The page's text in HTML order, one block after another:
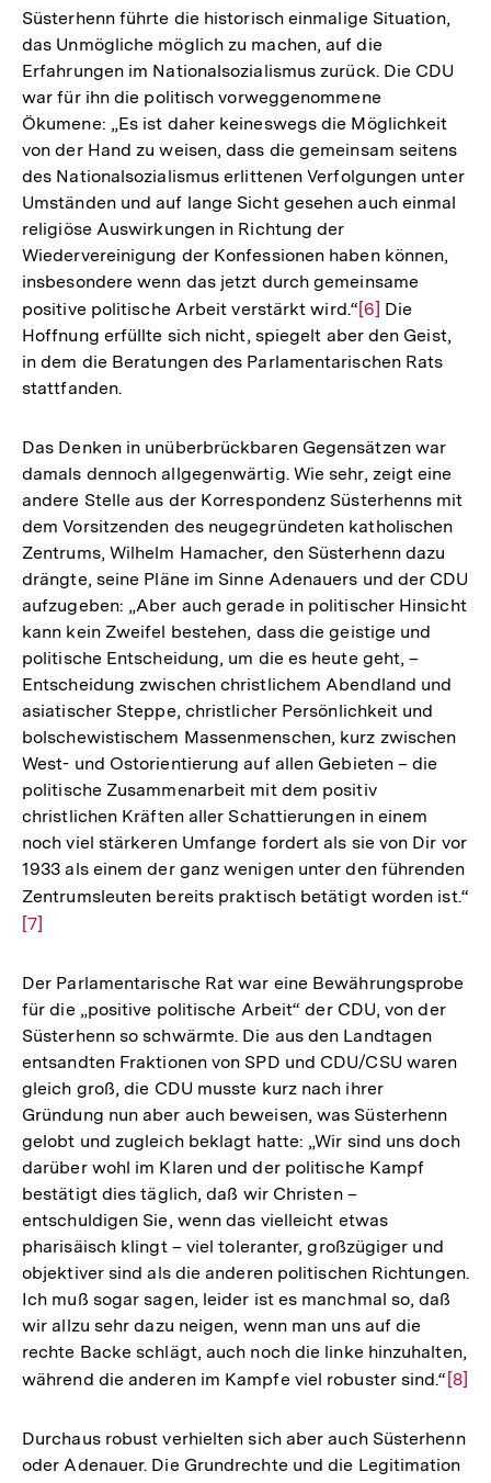
Süsterhenn führte die historisch einmalige Situation,
das Unmögliche möglich zu machen, auf die
Erfahrungen im Nationalsozialismus zurück. Die CDU
war für ihn die politisch vorweggenommene
Ökumene: „Es ist daher keineswegs die Möglichkeit
von der Hand zu weisen, dass die gemeinsam seitens
des Nationalsozialismus erlittenen Verfolgungen unter
Umständen und auf lange Sicht gesehen auch einmal
religiöse Auswirkungen in Richtung der
Wiedervereinigung der Konfessionen haben können,
insbesondere wenn das jetzt durch gemeinsame
positive politische Arbeit verstärkt wird.“Zur
Auflösung
der
[6] Die
Hoffnung erfüllte sich nicht, spiegelt aber den Geist,
in dem die Beratungen des Parlamentarischen Rats
stattfanden.
Das Denken in unüberbrückbaren Gegensätzen war
damals dennoch allgegenwärtig. Wie sehr, zeigt eine
andere Stelle aus der Korrespondenz Süsterhenns mit
dem Vorsitzenden des neugegründeten katholischen
Zentrums, Wilhelm Hamacher, den Süsterhenn dazu
drängte, seine Pläne im Sinne Adenauers und der CDU
aufzugeben: „Aber auch gerade in politischer Hinsicht
kann kein Zweifel bestehen, dass die geistige und
politische Entscheidung, um die es heute geht, –
Entscheidung zwischen christlichem Abendland und
asiatischer Steppe, christlicher Persönlichkeit und
bolschewistischem Massenmenschen, kurz zwischen
West- und Ostorientierung auf allen Gebieten – die
politische Zusammenarbeit mit dem positiv
christlichen Kräften aller Schattierungen in einem
noch viel stärkeren Umfange fordert als sie von Dir vor
1933 als einem der ganz wenigen unter den führenden
Zentrumsleuten bereits praktisch betätigt worden ist.“
[7]
Der Parlamentarische Rat war eine Bewährungsprobe
für die „positive politische Arbeit“ der CDU, von der
Süsterhenn so schwärmte. Die aus den Landtagen
entsandten Fraktionen von SPD und CDU/CSU waren
gleich groß, die CDU musste kurz nach ihrer
Gründung nun aber auch beweisen, was Süsterhenn
gelobt und zugleich beklagt hatte: „Wir sind uns doch
darüber wohl im Klaren und der politische Kampf
bestätigt dies täglich, daß wir Christen –
entschuldigen Sie, wenn das vielleicht etwas
pharisäisch klingt – viel toleranter, großzügiger und
objektiver sind als die anderen politischen Richtungen.
Ich muß sogar sagen, leider ist es manchmal so, daß
wir allzu sehr dazu neigen, wenn man uns auf die
rechte Backe schlägt, auch noch die linke hinzuhalten,
während die anderen im Kampfe viel robuster sind.“Zur
der
[8]
Durchaus robust verhielten sich aber auch Süsterhenn
oder Adenauer. Die Grundrechte und die Legitimation